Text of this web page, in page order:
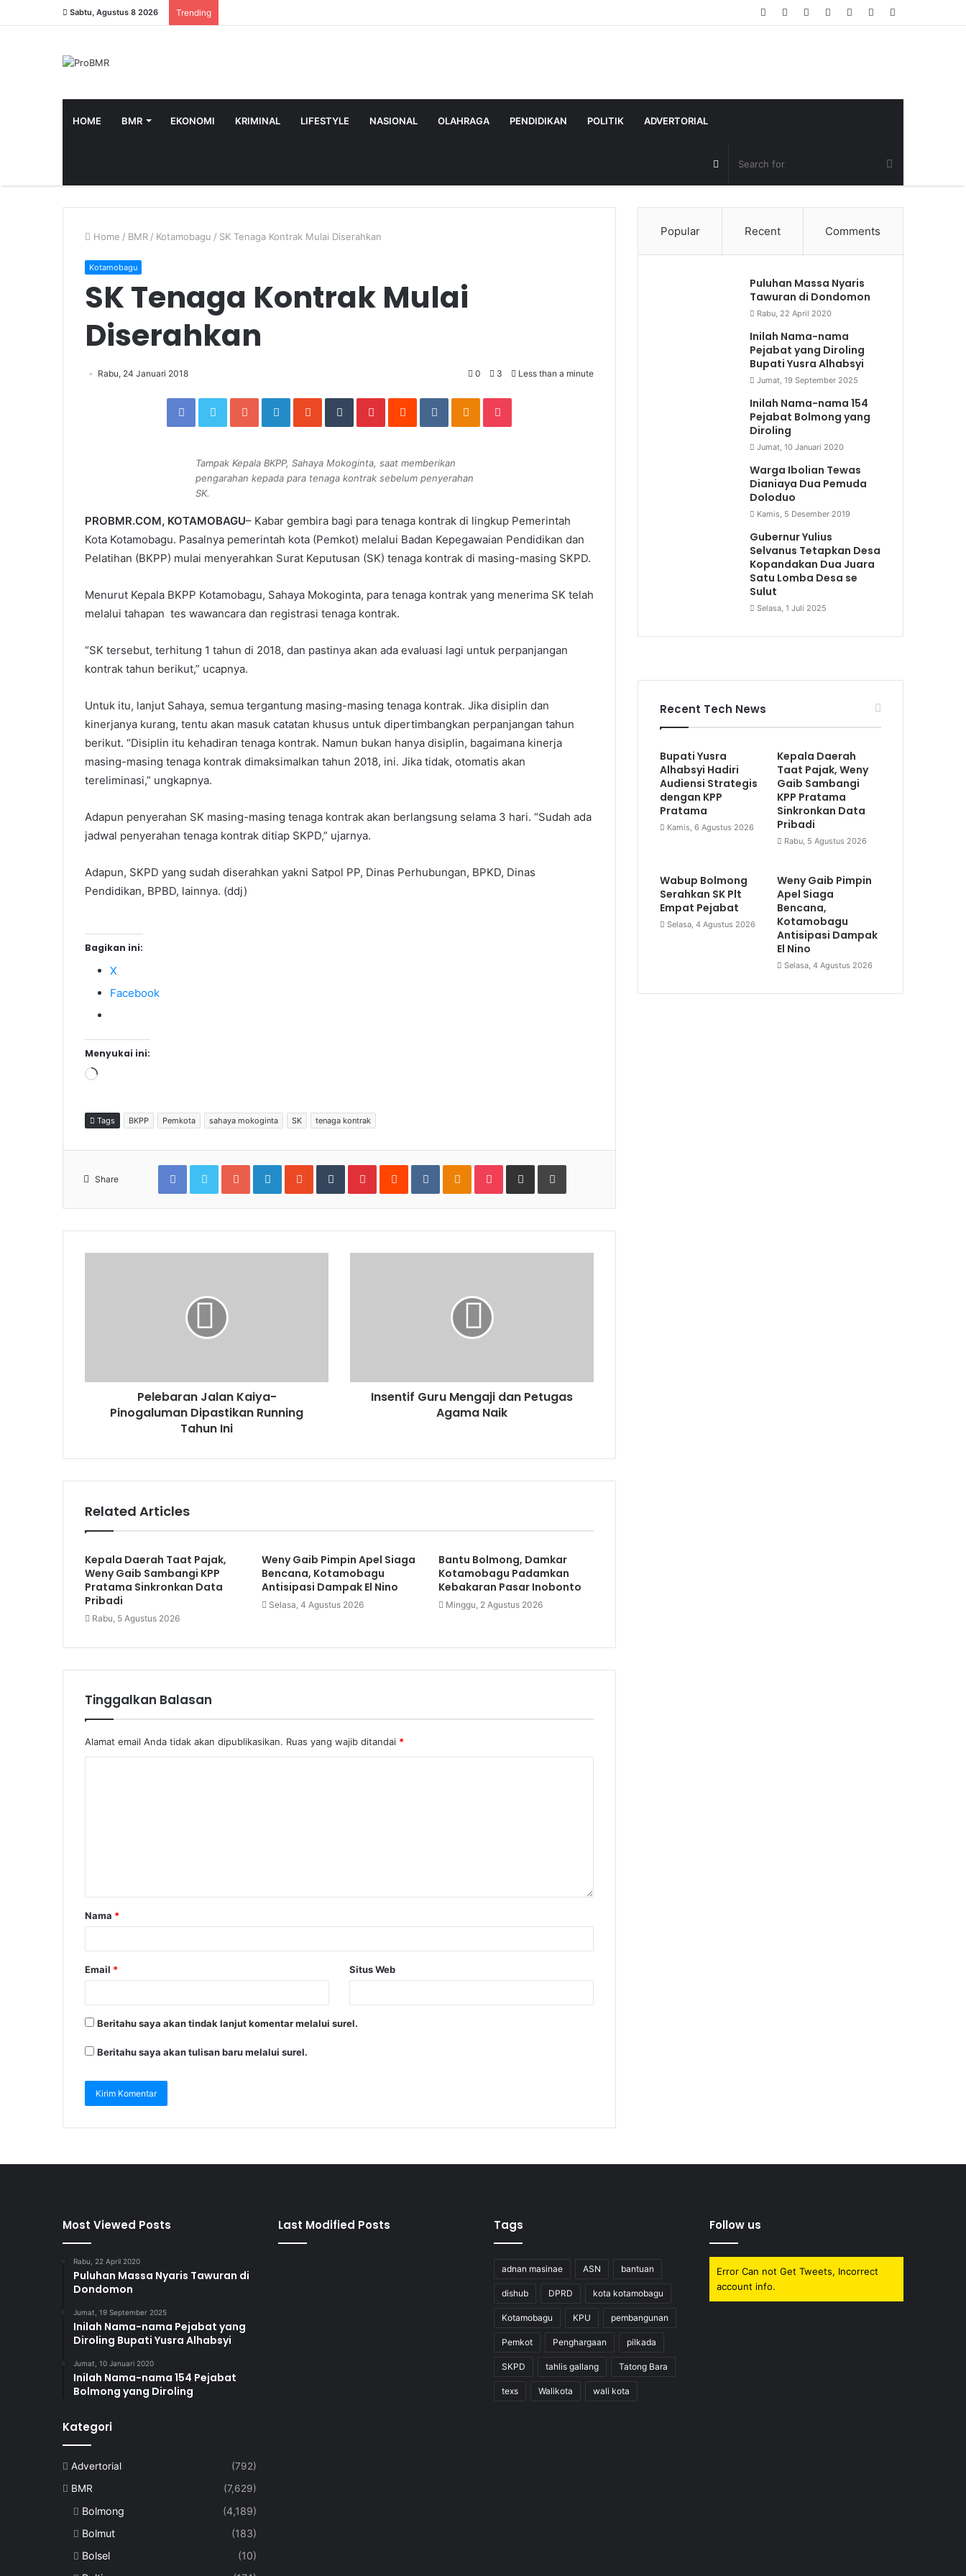
Sabtu, Agustus 8 2026 Trending Random
HOME BMR EKONOMI KRIMINAL LIFESTYLE NASIONAL OLAHRAGA PENDIDIKAN POLITIK ADVERTORIAL
Random
Article
Home / BMR / Kotamobagu / SK Tenaga Kontrak Mulai Diserahkan
Kotamobagu
SK Tenaga Kontrak Mulai
Diserahkan
Rabu, 24 Januari 2018 0 3 Less than a minute
FacebookTwitterGoogle+LinkedInStumbleUpon
TumblrPinterestReddit VKontakteOdnoklassniki
Pocket
Tampak Kepala BKPP, Sahaya Mokoginta, saat memberikan
pengarahan kepada para tenaga kontrak sebelum penyerahan
SK.
PROBMR.COM, KOTAMOBAGU– Kabar gembira bagi para tenaga kontrak di lingkup Pemerintah
Kota Kotamobagu. Pasalnya pemerintah kota (Pemkot) melalui Badan Kepegawaian Pendidikan dan
Pelatihan (BKPP) mulai menyerahkan Surat Keputusan (SK) tenaga kontrak di masing-masing SKPD.
Menurut Kepala BKPP Kotamobagu, Sahaya Mokoginta, para tenaga kontrak yang menerima SK telah
melalui tahapan tes wawancara dan registrasi tenaga kontrak.
“SK tersebut, terhitung 1 tahun di 2018, dan pastinya akan ada evaluasi lagi untuk perpanjangan
kontrak tahun berikut,” ucapnya.
Untuk itu, lanjut Sahaya, semua tergantung masing-masing tenaga kontrak. Jika disiplin dan
kinerjanya kurang, tentu akan masuk catatan khusus untuk dipertimbangkan perpanjangan tahun
berikut. “Disiplin itu kehadiran tenaga kontrak. Namun bukan hanya disiplin, bagaimana kinerja
masing-masing tenaga kontrak dimaksimalkan tahun 2018, ini. Jika tidak, otomatis akan
tereliminasi,” ungkapnya.
Adapun penyerahan SK masing-masing tenaga kontrak akan berlangsung selama 3 hari. “Sudah ada
jadwal penyerahan tenaga kontrak ditiap SKPD,” ujarnya.
Adapun, SKPD yang sudah diserahkan yakni Satpol PP, Dinas Perhubungan, BPKD, Dinas
Pendidikan, BPBD, lainnya. (ddj)
Bagikan ini:
X
Facebook
Menyukai ini:
Memuat...
Tags BKPP Pemkota sahaya mokoginta SK tenaga kontrak
Share
FacebookTwitterGoogle+LinkedInStumbleUpon
TumblrPinterestReddit VKontakteOdnoklassniki
PocketShare via Email Print
Pelebaran Jalan Kaiya-
Pinogaluman Dipastikan Running
Tahun Ini
Insentif Guru Mengaji dan Petugas
Agama Naik
Related Articles
Kepala Daerah Taat Pajak,
Weny Gaib Sambangi KPP
Pratama Sinkronkan Data
Pribadi
Rabu, 5 Agustus 2026
Weny Gaib Pimpin Apel Siaga
Bencana, Kotamobagu
Antisipasi Dampak El Nino
Selasa, 4 Agustus 2026
Bantu Bolmong, Damkar
Kotamobagu Padamkan
Kebakaran Pasar Inobonto
Minggu, 2 Agustus 2026
Tinggalkan Balasan
Alamat email Anda tidak akan dipublikasikan. Ruas yang wajib ditandai *
Nama *
Email * Situs Web
Beritahu saya akan tindak lanjut komentar melalui surel.
Beritahu saya akan tulisan baru melalui surel.
Popular Recent Comments
Puluhan Massa Nyaris
Tawuran di Dondomon
Rabu, 22 April 2020
Inilah Nama-nama
Pejabat yang Diroling
Bupati Yusra Alhabsyi
Jumat, 19 September 2025
Inilah Nama-nama 154
Pejabat Bolmong yang
Diroling
Jumat, 10 Januari 2020
Warga Ibolian Tewas
Dianiaya Dua Pemuda
Doloduo
Kamis, 5 Desember 2019
Gubernur Yulius
Selvanus Tetapkan Desa
Kopandakan Dua Juara
Satu Lomba Desa se
Sulut
Selasa, 1 Juli 2025
Recent Tech News
Bupati Yusra
Alhabsyi Hadiri
Audiensi Strategis
dengan KPP
Pratama
Kamis, 6 Agustus 2026
Kepala Daerah
Taat Pajak, Weny
Gaib Sambangi
KPP Pratama
Sinkronkan Data
Pribadi
Rabu, 5 Agustus 2026
Wabup Bolmong
Serahkan SK Plt
Empat Pejabat
Selasa, 4 Agustus 2026
Weny Gaib Pimpin
Apel Siaga
Bencana,
Kotamobagu
Antisipasi Dampak
El Nino
Selasa, 4 Agustus 2026
Most Viewed Posts
Rabu, 22 April 2020
Puluhan Massa Nyaris Tawuran di
Dondomon
Jumat, 19 September 2025
Inilah Nama-nama Pejabat yang
Diroling Bupati Yusra Alhabsyi
Jumat, 10 Januari 2020
Inilah Nama-nama 154 Pejabat
Bolmong yang Diroling
Kategori
Advertorial
(792)
BMR
(7,629)
Bolmong
(4,189)
Bolmut
(183)
Bolsel
(10)
Last Modified Posts Tags
adnan masinae ASN bantuan
dishub DPRD kota kotamobagu
Kotamobagu KPU pembangunan
Pemkot Penghargaan pilkada
SKPD tahlis gallang Tatong Bara
texs Walikota wali kota
Follow us
Error Can not Get Tweets, Incorrect
account info.